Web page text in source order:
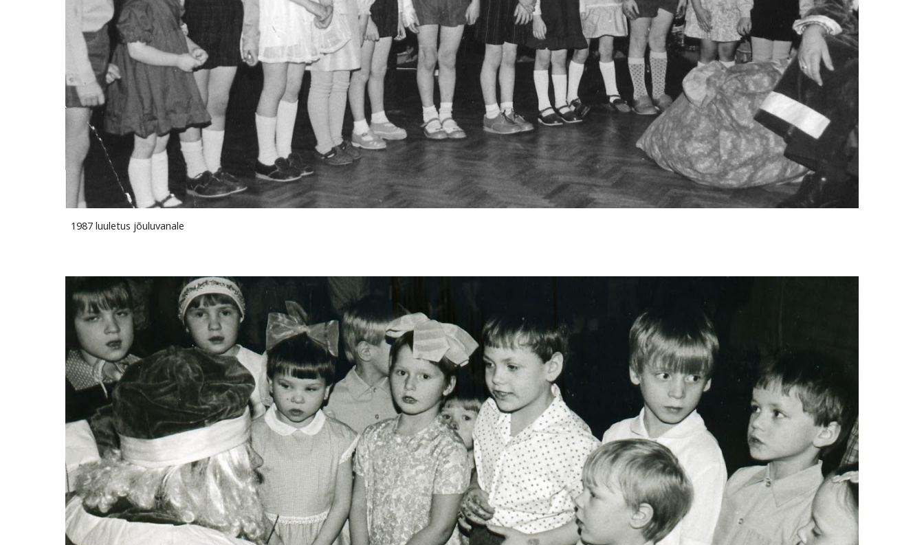
1987 luuletus jõuluvanale